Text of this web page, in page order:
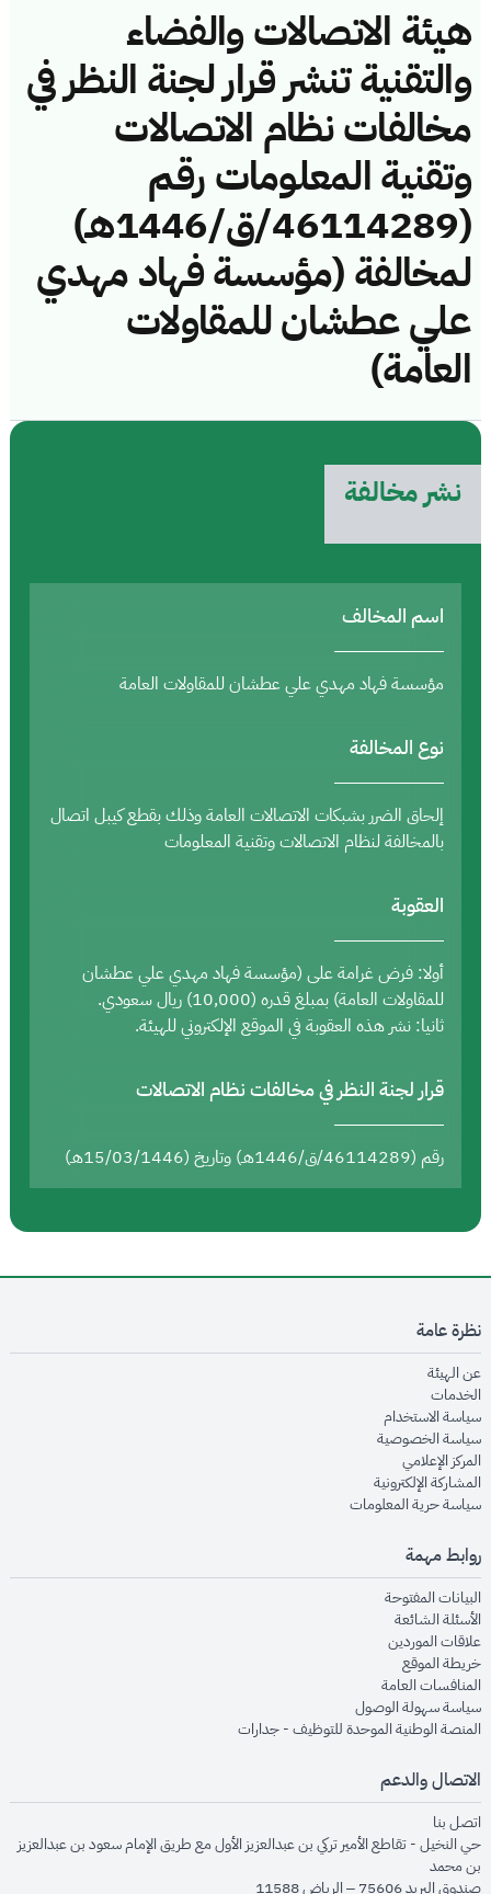
هيئة الاتصالات والفضاء
والتقنية تنشر قرار لجنة النظر في
مخالفات نظام الاتصالات
وتقنية المعلومات رقم
(46114289/ق/1446هـ)
لمخالفة (مؤسسة فهاد مهدي
علي عطشان للمقاولات
العامة)
نشر مخالفة
اسم المخالف
مؤسسة فهاد مهدي علي عطشان للمقاولات العامة
نوع المخالفة
إلحاق الضرر بشبكات الاتصالات العامة وذلك بقطع كيبل اتصال
بالمخالفة لنظام الاتصالات وتقنية المعلومات
العقوبة
أولا: فرض غرامة على (مؤسسة فهاد مهدي علي عطشان
للمقاولات العامة) بمبلغ قدره (10,000) ريال سعودي.
ثانيا: نشر هذه العقوبة في الموقع الإلكتروني للهيئة.
قرار لجنة النظر في مخالفات نظام الاتصالات
رقم (46114289/ق/1446هـ) وتاريخ (15/03/1446هـ)
نظرة عامة
عن الهيئةopens in new window
الخدماتopens in new window
سياسة الاستخدام
سياسة الخصوصيةopens in new window
المركز الإعلاميopens in new window
المشاركة الإلكترونيةopens in new window
سياسة حرية المعلوماتopens in new window
روابط مهمة
البيانات المفتوحةopens in new window
الأسئلة الشائعةopens in new window
علاقات الموردينopens in new window
خريطة الموقعopens in new window
المنافسات العامةopens in new window
سياسة سهولة الوصولopens in new window
المنصة الوطنية الموحدة للتوظيف - جداراتopens in new window
الاتصال والدعم
اتصل بنا
حي النخيل - تقاطع الأمير تركي بن عبدالعزيز الأول مع طريق الإمام سعود بن عبدالعزيز
بن محمد
صندوق البريد 75606 – الرياض 11588